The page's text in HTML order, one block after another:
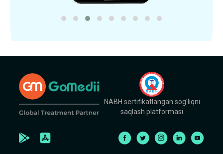
NABH sertifikatlangan sog'liqni
saqlash platformasi